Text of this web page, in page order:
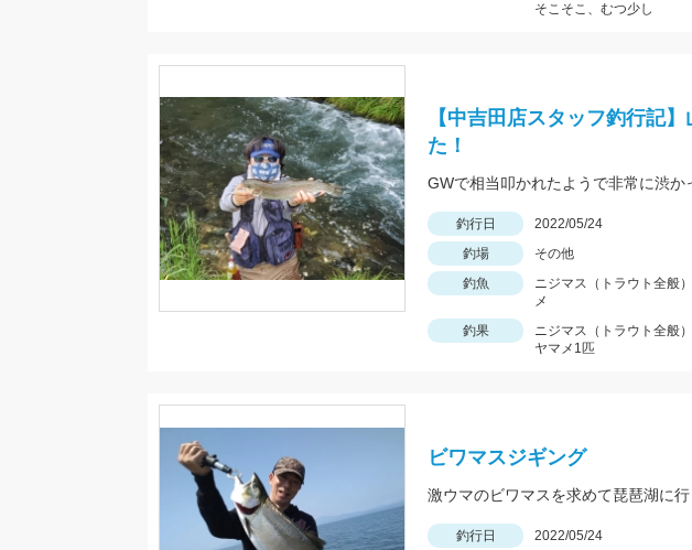
そこそこ、むつ少し
【中吉田店スタッフ釣行記
た！
釣行日 2022/05/24
釣場
その他
釣魚
ニジマス（トラウト全般
メ
釣果
ニジマス（トラウト全般）
ヤマメ1匹
ビワマスジギング
激ウマのビワマスを求めて琵琶湖に行
釣行日 2022/05/24